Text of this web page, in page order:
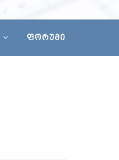
ᲤᲝᲠᲣᲛᲘ